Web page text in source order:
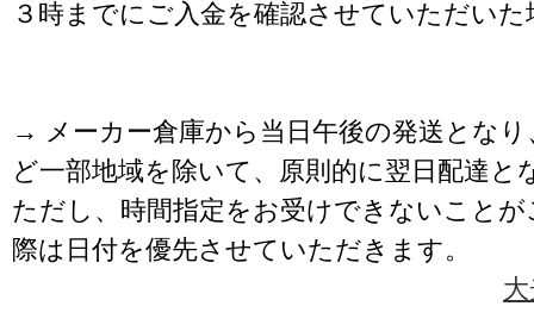
３時までにご入金を確認させていただいた
→ メーカー倉庫から当日午後の発送となり
ど一部地域を除いて、原則的に翌日配達と
ただし、時間指定をお受けできないこと
際は日付を優先させていただきます。